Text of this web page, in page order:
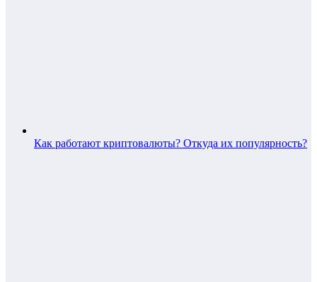
Как работают криптовалюты? Откуда их популярность?